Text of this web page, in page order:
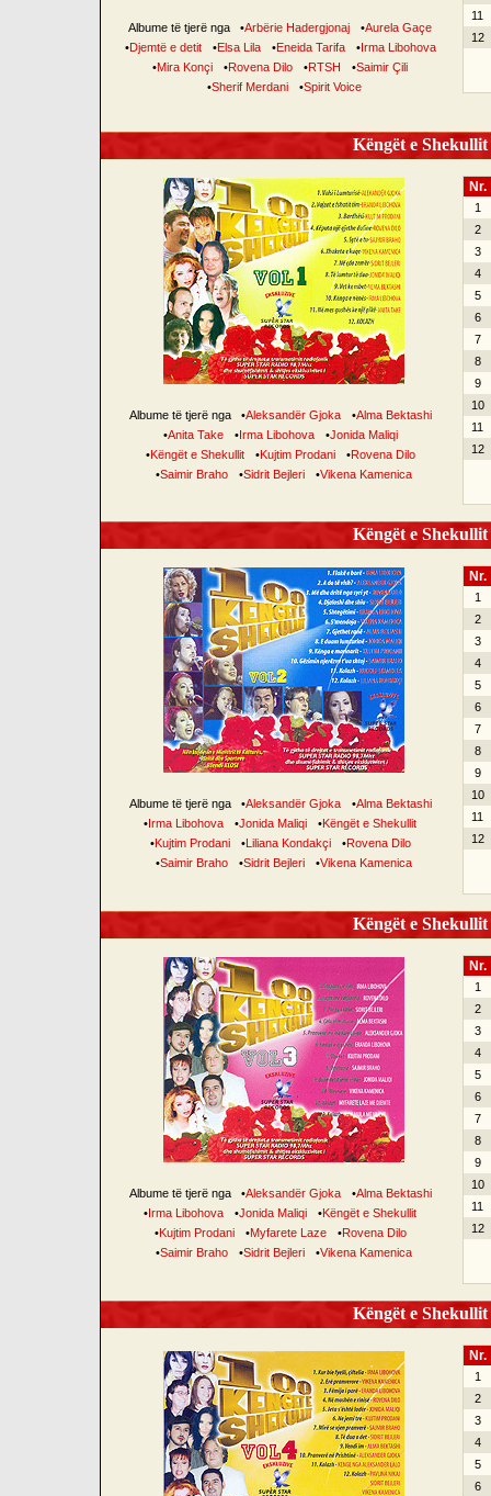
Albume të tjerë nga •Arbërie Hadergjonaj •Aurela Gaçe
•Djemtë e detit •Elsa Lila •Eneida Tarifa •Irma Libohova
•Mira Konçi •Rovena Dilo •RTSH •Saimir Çili
•Sherif Merdani •Spirit Voice
11
12
Këngët e
Albume të tjerë nga •Aleksandër Gjoka •Alma Bektashi
•Anita Take •Irma Libohova •Jonida Maliqi
•Këngët e Shekullit •Kujtim Prodani •Rovena Dilo
•Saimir Braho •Sidrit Bejleri •Vikena Kamenica
Nr.
1
2
3
4
5
6
7
8
9
10
11
12
Këngët e
Albume të tjerë nga •Aleksandër Gjoka •Alma Bektashi
•Irma Libohova •Jonida Maliqi •Këngët e Shekullit
•Kujtim Prodani •Liliana Kondakçi •Rovena Dilo
•Saimir Braho •Sidrit Bejleri •Vikena Kamenica
Nr.
1
2
3
4
5
6
7
8
9
10
11
12
Këngët e
Albume të tjerë nga •Aleksandër Gjoka •Alma Bektashi
•Irma Libohova •Jonida Maliqi •Këngët e Shekullit
•Kujtim Prodani •Myfarete Laze •Rovena Dilo
•Saimir Braho •Sidrit Bejleri •Vikena Kamenica
Nr.
1
2
3
4
5
6
7
8
9
10
11
12
Këngët e
Nr.
1
2
3
4
5
6